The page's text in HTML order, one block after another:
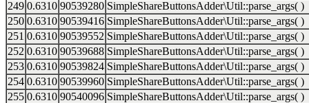
249 0.6310 90539280 SimpleShareButtonsAdder\Util::parse_args( )
250 0.6310 90539416 SimpleShareButtonsAdder\Util::parse_args( )
251 0.6310 90539552 SimpleShareButtonsAdder\Util::parse_args( )
252 0.6310 90539688 SimpleShareButtonsAdder\Util::parse_args( )
253 0.6310 90539824 SimpleShareButtonsAdder\Util::parse_args( )
254 0.6310 90539960 SimpleShareButtonsAdder\Util::parse_args( )
255 0.6310 90540096 SimpleShareButtonsAdder\Util::parse_args( )